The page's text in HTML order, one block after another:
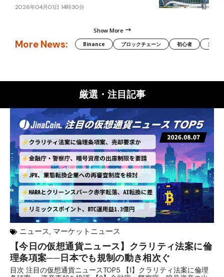
2026年04月01日 14時30分
Show More
More News: Binance ブロックチェーン 初心者 米国
厳選・注目記事
ニュース, マーケットニュース
【今日の仮想通貨ニュース】クラリティ法案に倫
理条項案──日本でも規制の動き相次ぐ
目次 注目の仮想通貨ニュースTOP5 【1】クラリティ法案に倫理